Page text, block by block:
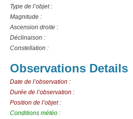
Type de l’objet :
Magnitude :
Ascension droite :
Déclinaison :
Constellation :
Observations Details
Date de l’observation :
Durée de l’observation :
Position de l’objet :
Conditions météo :